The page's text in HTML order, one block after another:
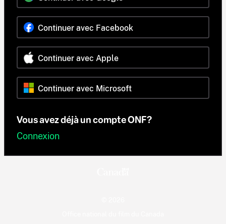
Continuer avec Facebook
Continuer avec Apple
Continuer avec Microsoft
Vous avez déjà un compte ONF?
Connexion